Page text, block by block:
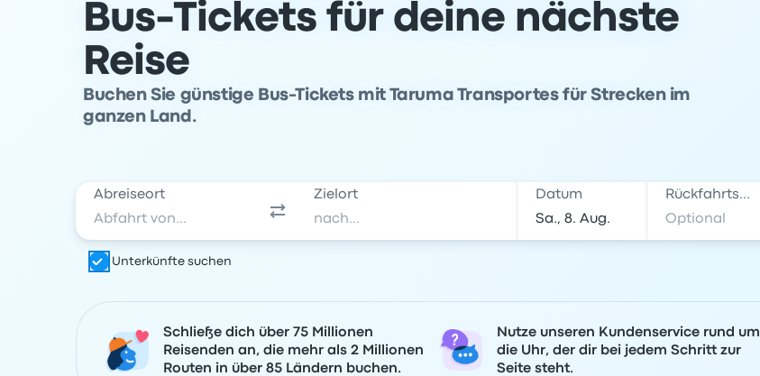
Bus-Tickets für deine nächste
Reise
Buchen Sie günstige Bus-Tickets mit Taruma Transportes für Strecken im
ganzen Land.
Abreiseort Zielort Datum Rückfahrtsdatum
Unterkünfte suchen
Schließe dich über 75 Millionen
Reisenden an, die mehr als 2 Millionen
Routen in über 85 Ländern buchen.
Nutze unseren Kundenservice rund um
die Uhr, der dir bei jedem Schritt zur
Seite steht.